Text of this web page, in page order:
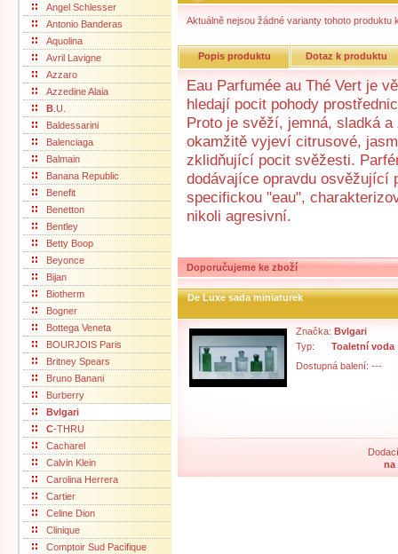
Angel Schlesser
Antonio Banderas
Aquolina
Avril Lavigne
Azzaro
Azzedine Alaia
B .U.
Baldessarini
Balenciaga
Balmain
Banana Republic
Benefit
Benetton
Bentley
Betty Boop
Beyonce
Bijan
Biotherm
Bogner
Bottega Veneta
BOURJOIS Paris
Britney Spears
Bruno Banani
Burberry
Bvlgari
C-THRU
Cacharel
Calvin Klein
Carolina Herrera
Cartier
Celine Dion
Clinique
Comptoir Sud Pacifique
Aktuálně nejsou žádné varianty tohoto produktu
Popis produktu Dotaz k produktu
Eau Parfumée au Thé Vert je
hledají pocit pohody
Proto je svěží, jemná, sladká
okamžitě vyjeví citrusové,
zklidňující pocit svěžesti.
dodávajíce opravdu osvěžující
specifickou "eau",
nikoli agresivní.
Doporučujeme ke zboží
De Luxe sada miniaturek
Značka: Bvlgari
Typ:
Toaletní voda
Dostupná balení: ---
na